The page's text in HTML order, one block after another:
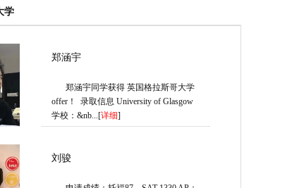
学
郑涵宇
郑涵宇同学获得 英国格拉斯哥大学
offer！ 录取信息 University of Glasgow
学校：&nb...[详细]
刘骏